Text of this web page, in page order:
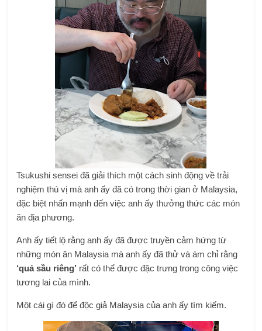
Tsukushi sensei đã giải thích một cách sinh động về trải
nghiệm thú vị mà anh ấy đã có trong thời gian ở Malaysia,
đặc biệt nhấn mạnh đến việc anh ấy thưởng thức các món
ăn địa phương.
Anh ấy tiết lộ rằng anh ấy đã được truyền cảm hứng từ
những món ăn Malaysia mà anh ấy đã thử và ám chỉ rằng
‘quả sầu riêng’ rất có thể được đặc trưng trong công việc
tương lai của mình.
Một cái gì đó để độc giả Malaysia của anh ấy tìm kiếm.